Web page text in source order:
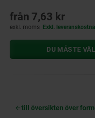
från 7,63 kr
exkl. moms Exkl.
DU MÅSTE
till översikten över